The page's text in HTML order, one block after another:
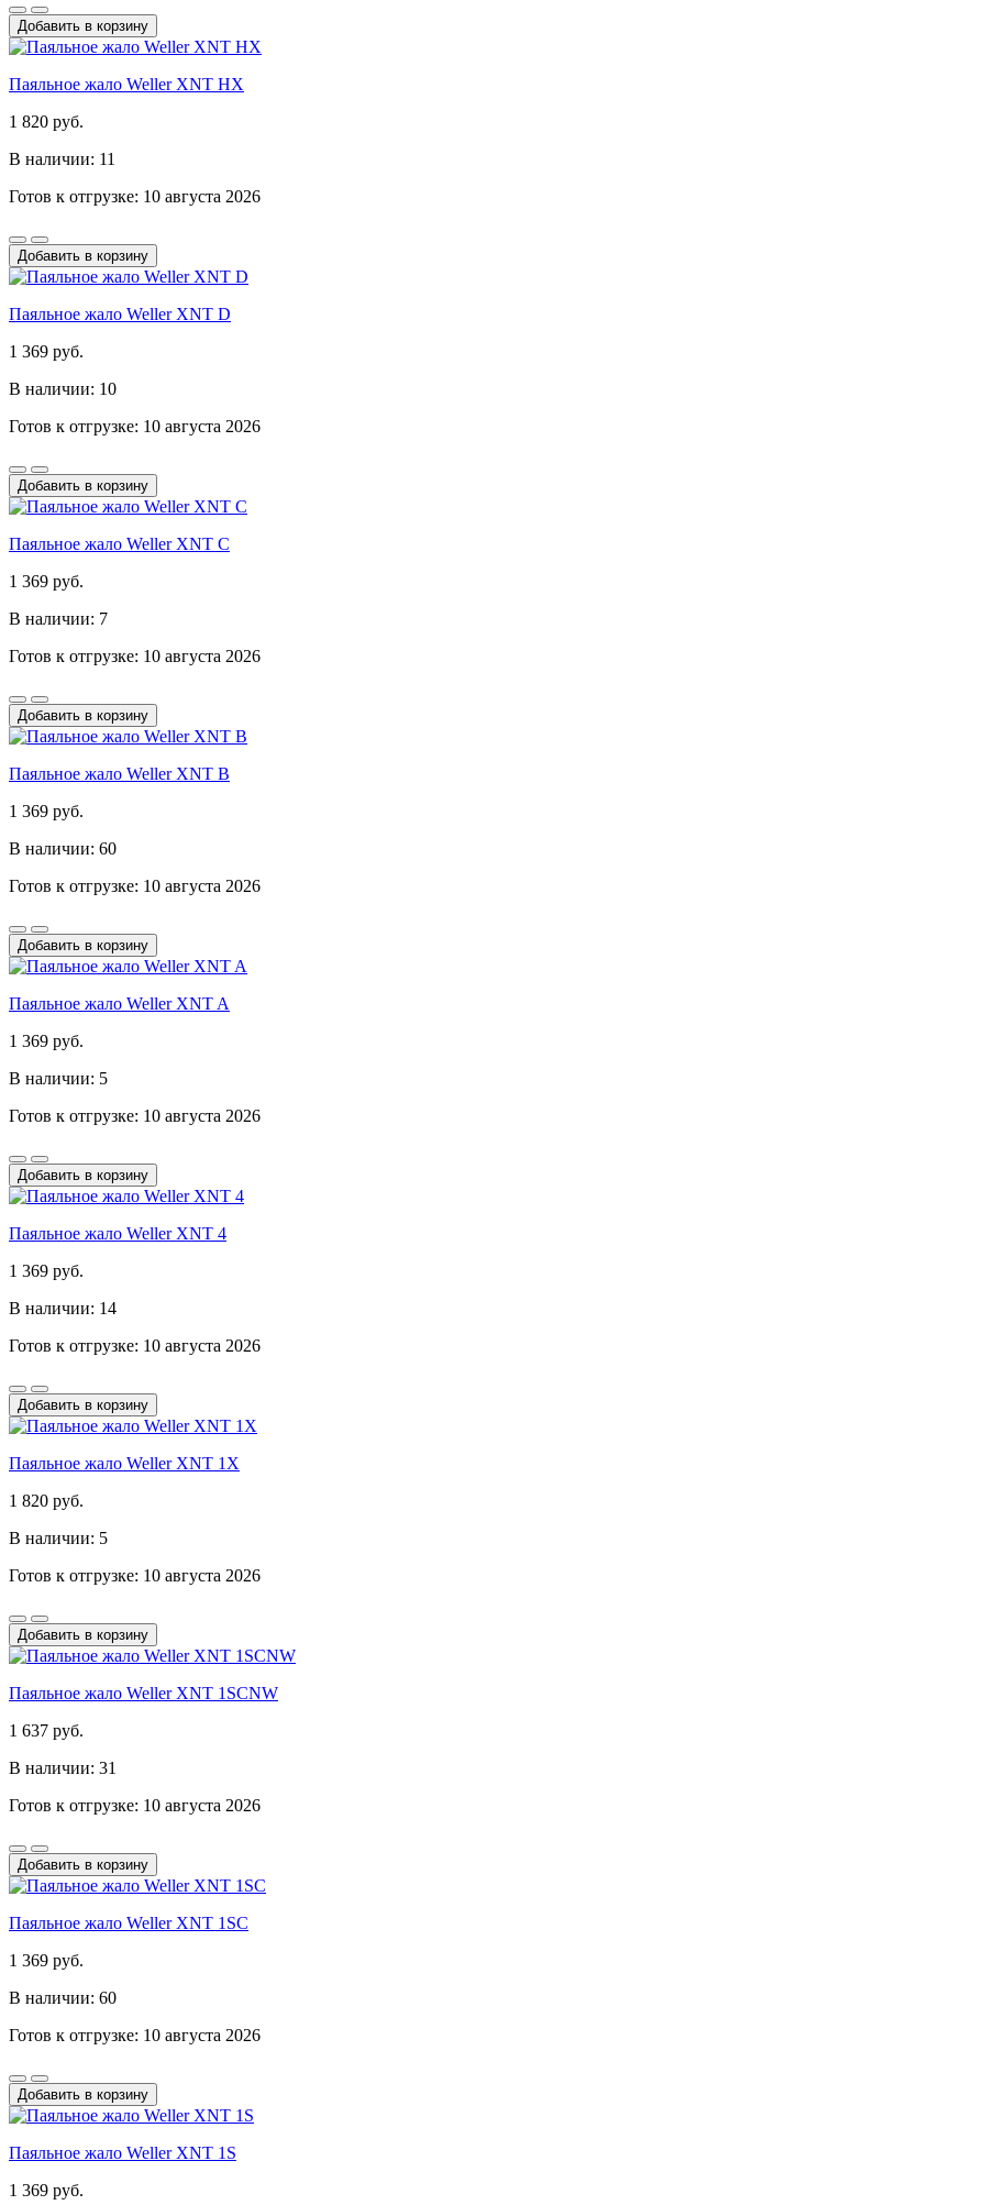
Добавить в корзину
Паяльное жало Weller XNT HX
1 820 руб.
В наличии: 11
Готов к отгрузке: 10 августа 2026
Добавить в корзину
Паяльное жало Weller XNT D
1 369 руб.
В наличии: 10
Готов к отгрузке: 10 августа 2026
Добавить в корзину
Паяльное жало Weller XNT C
1 369 руб.
В наличии: 7
Готов к отгрузке: 10 августа 2026
Добавить в корзину
Паяльное жало Weller XNT B
1 369 руб.
В наличии: 60
Готов к отгрузке: 10 августа 2026
Добавить в корзину
Паяльное жало Weller XNT A
1 369 руб.
В наличии: 5
Готов к отгрузке: 10 августа 2026
Добавить в корзину
Паяльное жало Weller XNT 4
1 369 руб.
В наличии: 14
Готов к отгрузке: 10 августа 2026
Добавить в корзину
Паяльное жало Weller XNT 1X
1 820 руб.
В наличии: 5
Готов к отгрузке: 10 августа 2026
Добавить в корзину
Паяльное жало Weller XNT 1SCNW
1 637 руб.
В наличии: 31
Готов к отгрузке: 10 августа 2026
Добавить в корзину
Паяльное жало Weller XNT 1SC
1 369 руб.
В наличии: 60
Готов к отгрузке: 10 августа 2026
Добавить в корзину
Паяльное жало Weller XNT 1S
1 369 руб.